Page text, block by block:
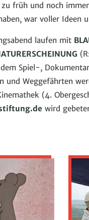
zu früh und noch
war voller Ideen
laufen mit
Spiel-,
und Weggefährten
(4.
wird